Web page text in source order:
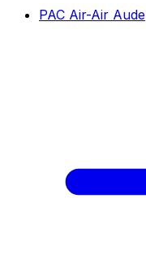
PAC Air-Air Aude